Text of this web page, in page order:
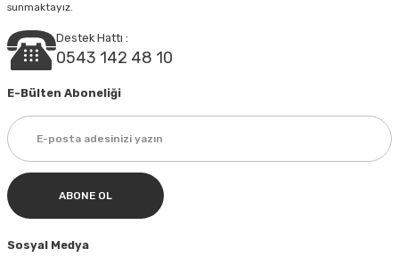
sunmaktayız.
Destek Hattı :
0543 142 48 10
E-Bülten Aboneliği
ABONE OL
Sosyal Medya